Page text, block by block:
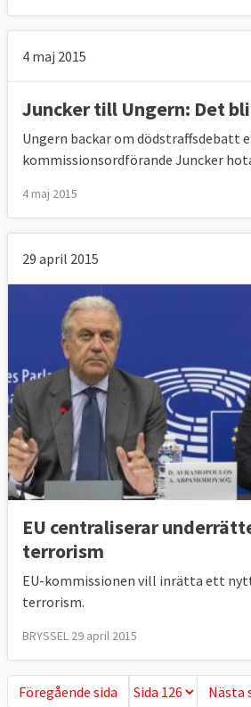
4 maj 2015
Juncker till Ungern: Det
Ungern backar om dödstraffsdebatt
kommissionsordförande Juncker
4 maj 2015
29 april 2015
EU centraliserar
terrorism
EU-kommissionen vill inrätta ett
terrorism.
BRYSSEL 29 april 2015
Föregående sida
Föregående sida Nästa
Nästa